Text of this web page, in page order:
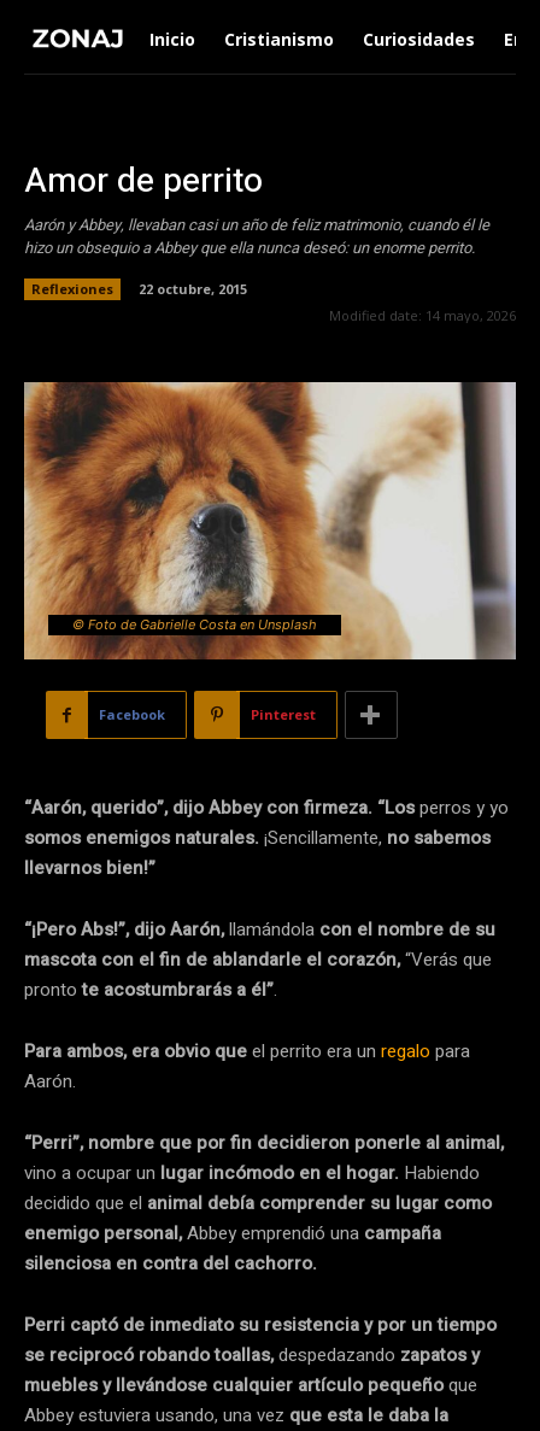
Inicio Cristianismo Curiosidades
Amor de perrito
Aarón y Abbey, llevaban casi un año de feliz matrimonio, cuando él le
hizo un obsequio a Abbey que ella nunca deseó: un enorme perrito.
Reflexiones
22 octubre, 2015
Modified date: 14 mayo, 2026
© Foto de Gabrielle Costa en Unsplash
Facebook Pinterest
“Aarón, querido”, dijo Abbey con firmeza. “Losperros y yo
somos enemigos naturales. ¡Sencillamente, no sabemos
llevarnos bien!”
“¡Pero Abs!”, dijo Aarón,llamándola con el nombre de su
mascota con el fin de ablandarle el corazón,“Verás que
prontote acostumbrarás a él”.
Para ambos, era obvio queel perrito era un regalo para
Aarón.
“Perri”, nombre que por fin decidieron ponerle al animal,
vino a ocupar un lugar incómodo en el hogar. Habiendo
decidido que el animal debía comprender su lugar como
enemigo personal,Abbey emprendió una campaña
silenciosa en contra del cachorro.
Perri captó de inmediato su resistencia y por un tiempo
se reciprocó robando toallas,despedazando zapatos y
muebles y llevándose cualquier artículo pequeñoque
Abbey estuviera usando, una vez que esta le daba la